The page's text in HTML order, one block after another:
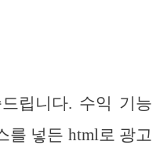
립니다. 수익 기능
를 넣든 html로 광고